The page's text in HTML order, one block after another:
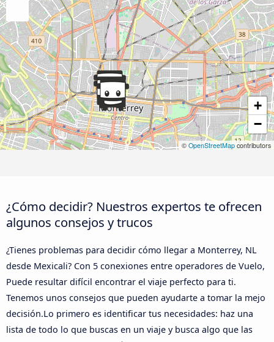
+
−
© OpenStreetMapcontributors
¿Cómo decidir? Nuestros expertos te ofrecen
algunos consejos y trucos
¿Tienes problemas para decidir cómo llegar a Monterrey, NL
desde Mexicali? Con 5 conexiones entre operadores de Vuelo,
Puede resultar difícil encontrar el viaje perfecto para ti.
Tenemos unos consejos que pueden ayudarte a tomar la mejo
decisión.Lo primero es identificar tus necesidades: haz una
lista de todo lo que buscas en un viaje y busca algo que las